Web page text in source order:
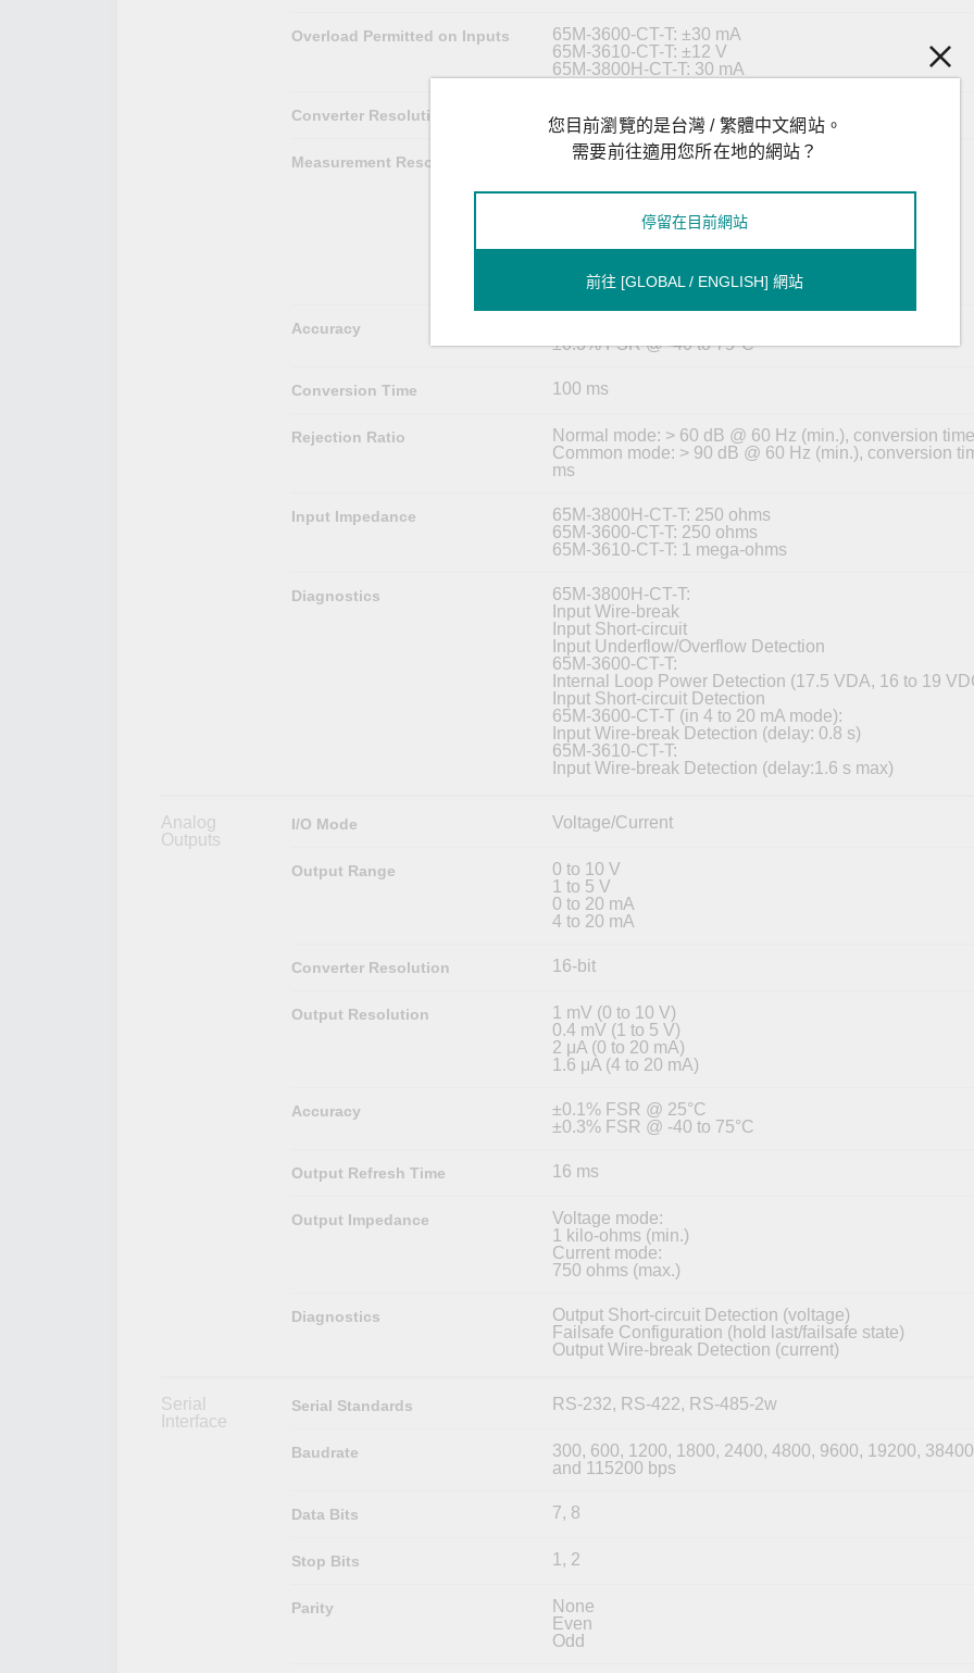
Overload Permitted on Inputs
65M-3600-CT-T: ±30 mA
65M-3610-CT-T: ±12 V
65M-3800H-CT-T: 30 mA
Converter Resolution 16 bits
Measurement Resolution
65M-3600-CT-T:
1.6 μA (4 to 20 mA)
65M-3610-CT-T:
1 mV (0 to 10 V)
0.4 mV (1 to 5 V)
1.6 μA (4 to 20 mA)
Accuracy
±0.3% FSR @ -40 to 75°C
Conversion Time 100 ms
Rejection Ratio
Normal mode: > 60 dB @ 60 Hz (min.), conversion
Common mode: > 90 dB @ 60 Hz (min.), conversion
ms
Input Impedance
65M-3800H-CT-T: 250 ohms
65M-3600-CT-T: 250 ohms
65M-3610-CT-T: 1 mega-ohms
Diagnostics
65M-3800H-CT-T:
Input Wire-break
Input Short-circuit
Input Underflow/Overflow Detection
65M-3600-CT-T:
Internal Loop Power Detection (17.5 VDA, 16 to 19
Input Short-circuit Detection
65M-3600-CT-T (in 4 to 20 mA mode):
Input Wire-break Detection (delay: 0.8 s)
65M-3610-CT-T:
Input Wire-break Detection (delay:1.6 s max)
Analog
Outputs
I/O Mode Voltage/Current
Output Range
0 to 10 V
1 to 5 V
0 to 20 mA
4 to 20 mA
Converter Resolution 16-bit
Output Resolution
1 mV (0 to 10 V)
0.4 mV (1 to 5 V)
2 μA (0 to 20 mA)
1.6 μA (4 to 20 mA)
Accuracy
±0.1% FSR @ 25°C
±0.3% FSR @ -40 to 75°C
Output Refresh Time 16 ms
Output Impedance
Voltage mode:
1 kilo-ohms (min.)
Current mode:
750 ohms (max.)
Diagnostics
Output Short-circuit Detection (voltage)
Failsafe Configuration (hold last/failsafe state)
Output Wire-break Detection (current)
Serial
Interface
Serial Standards RS-232, RS-422, RS-485-2w
Baudrate
300, 600, 1200, 1800, 2400, 4800, 9600, 19200,
and 115200 bps
Data Bits 7, 8
Stop Bits 1, 2
Parity
None
Even
Odd
您目前瀏覽的是台灣 / 繁體中文網站。
需要前往適用您所在地的網站？
停留在目前網站
前往 [GLOBAL / ENGLISH] 網站